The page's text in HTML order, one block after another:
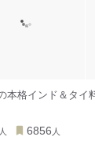
格インド＆タイ
人 6856 人